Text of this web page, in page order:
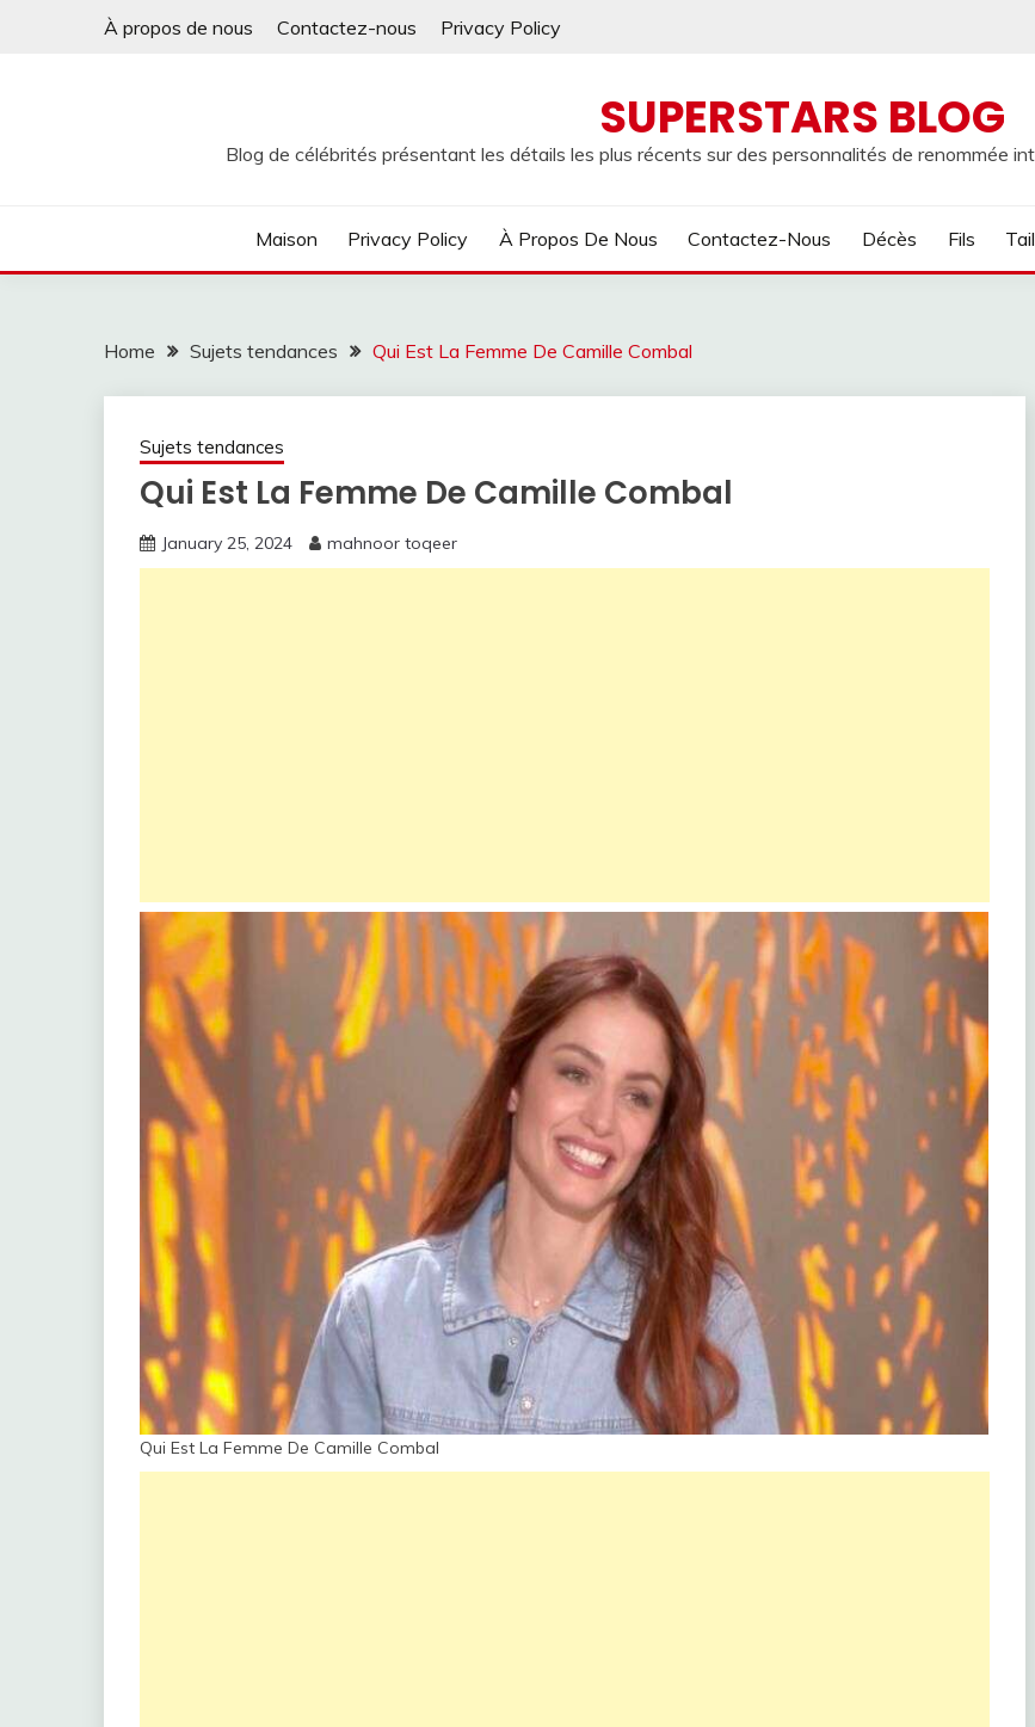
À propos de nous Contactez-nous Privacy Policy
SUPERSTARS BLOG
Blog de célébrités présentant les détails les plus récents sur des personnalités de renommée
Maison Privacy Policy À Propos De Nous Contactez-Nous Décès Fils
Home Sujets tendances Qui Est La Femme De Camille Combal
Sujets tendances
Qui Est La Femme De Camille Combal
January 25, 2024 mahnoor toqeer
Qui Est La Femme De Camille Combal